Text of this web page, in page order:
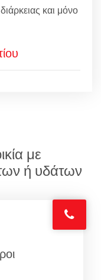
και μόνο
με
ή υδάτων